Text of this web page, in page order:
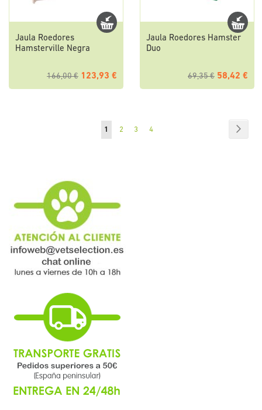
Jaula Roedores
Hamsterville Negra
166,00 € 123,93 €
Jaula Roedores Hamster
Duo
69,35 € 58,42 €
Página
Actualmente
1 Página
2 Página
3 Página
4